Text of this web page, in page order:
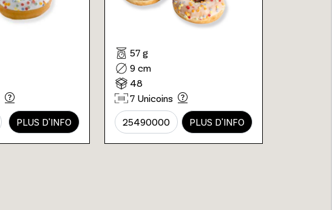
PLUS D'INFO
57 g
9 cm
48
7 Unicoins
25490000 PLUS D'INFO